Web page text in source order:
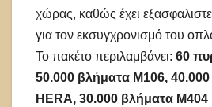
χώρας, καθώς έχει
για τον εκσυγχρονισμό του
Το πακέτο περιλαμβάνει: 60
50.000 βλήματα M106,
HERA, 30.000 βλήματα M404